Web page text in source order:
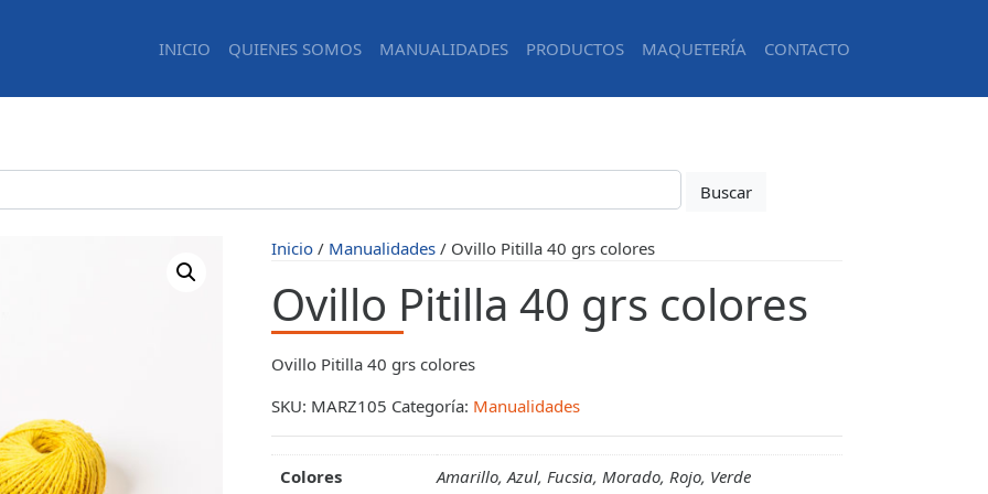
INICIO QUIENES SOMOS MANUALIDADES PRODUCTOS MAQUETERÍA CONTACTO
Inicio/ Manualidades/ Ovillo Pitilla 40 grs colores
Ovillo Pitilla 40 grs colores
Ovillo Pitilla 40 grs colores
SKU: MARZ105 Categoría: Manualidades
Colores
Amarillo, Azul, Fucsia, Morado, Rojo, Verde